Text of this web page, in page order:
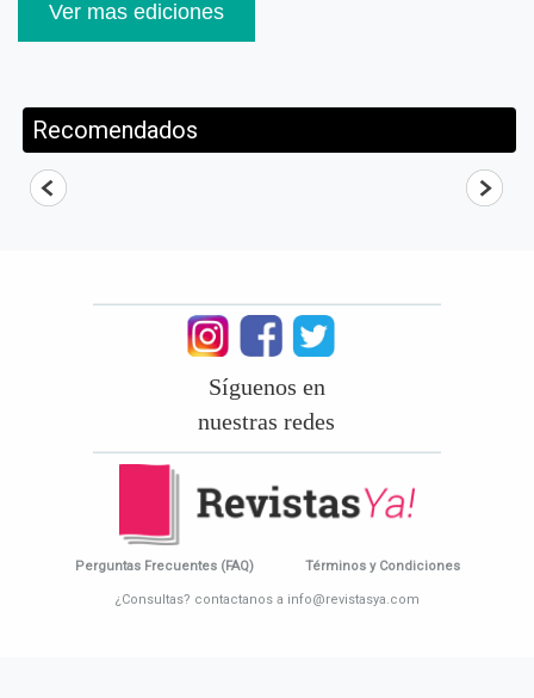
Ver mas ediciones
Recomendados
Síguenos en
nuestras redes
Perguntas Frecuentes (FAQ) Términos y Condiciones
¿Consultas? contactanos a info@revistasya.com